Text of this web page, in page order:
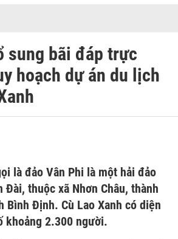
sung bãi đáp trực
hoạch dự án du lịch
là đảo Vân Phi là một hải đảo
Đài, thuộc xã Nhơn Châu, thành
Bình Định. Cù Lao Xanh có diện
khoảng 2.300 người.